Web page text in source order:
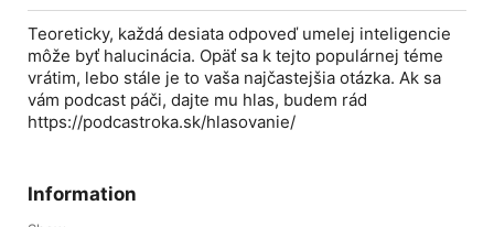
Teoreticky, každá desiata odpoveď umelej inteligencie
môže byť halucinácia. Opäť sa k tejto populárnej téme
vrátim, lebo stále je to vaša najčastejšia otázka. Ak sa
vám podcast páči, dajte mu hlas, budem rád
https://podcastroka.sk/hlasovanie/
Information